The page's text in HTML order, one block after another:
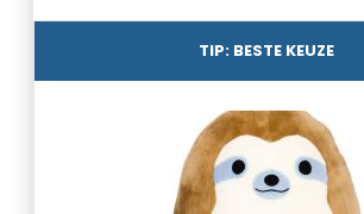
TIP: BESTE KEUZE